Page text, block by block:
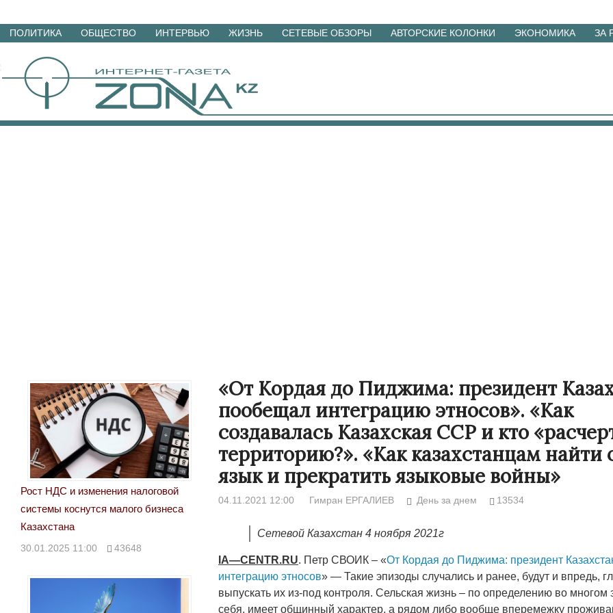
Перейти
материалам
ПОЛИТИКА ОБЩЕСТВО ИНТЕРВЬЮ ЖИЗНЬ СЕТЕВЫЕ ОБЗОРЫ АВТОРСКИЕ КОЛОНКИ ЭКОНОМИКА ЗА
«От Кордая до Пиджима: президент
пообещал интеграцию этносов». «Как
создавалась Казахская ССР и кто
территорию?». «Как казахстанцам
язык и прекратить языковые войны»
04.11.2021 12:00 Гимран ЕРГАЛИЕВ День за днем 13534
Сетевой Казахстан 4 ноября 2021г
IA—CENTR.RU. Петр СВОИК – «От Кордая до Пиджима: президент
интеграцию этносов» — Такие эпизоды случались и ранее, будут и впредь,
выпускать их из-под контроля. Сельская жизнь – по определению во многом
себя, имеет общинный характер, а рядом либо вообще вперемежку
Рост НДС и изменения налоговой
системы коснутся малого бизнеса
Казахстана
30.01.2025 11:00 43648
мошенниками
30.10.2024